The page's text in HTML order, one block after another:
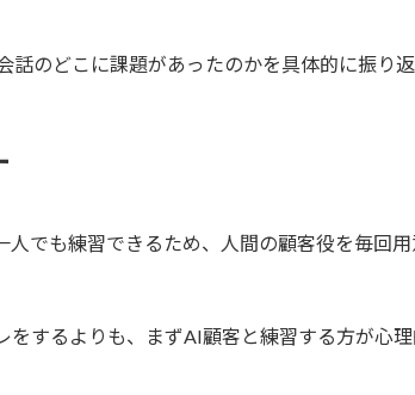
のどこに課題があったのかを具体的に振り返
でも練習できるため、人間の顧客役を毎回
するよりも、まずAI顧客と練習する方が心